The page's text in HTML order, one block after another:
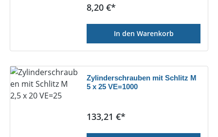
Regulärer Preis:
8,20 €*
In den Warenkorb
Zylinderschrauben mit Schlitz M
5 x 25 VE=1000
Regulärer Preis:
133,21 €*